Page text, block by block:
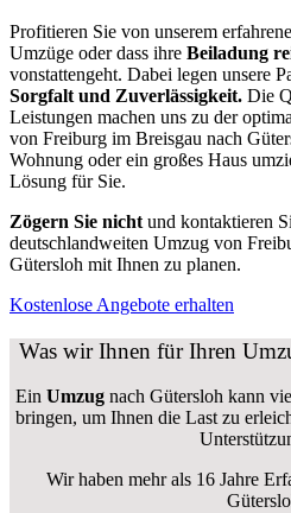
Profitieren Sie von unserem
Umzüge oder dass ihre Beiladung
vonstattengeht. Dabei legen unsere
Sorgfalt und Zuverlässigkeit. Die
Leistungen machen uns zu der
von Freiburg im Breisgau nach
Wohnung oder ein großes Haus
Lösung für Sie.
Zögern Sie nicht und kontaktieren
deutschlandweiten Umzug von
Gütersloh mit Ihnen zu planen.
Kostenlose Angebote erhalten
Was wir Ihnen für Ihren
Ein Umzugnach Gütersloh kann
bringen, um Ihnen die Last zu
Wir haben mehr als 16 Jahre